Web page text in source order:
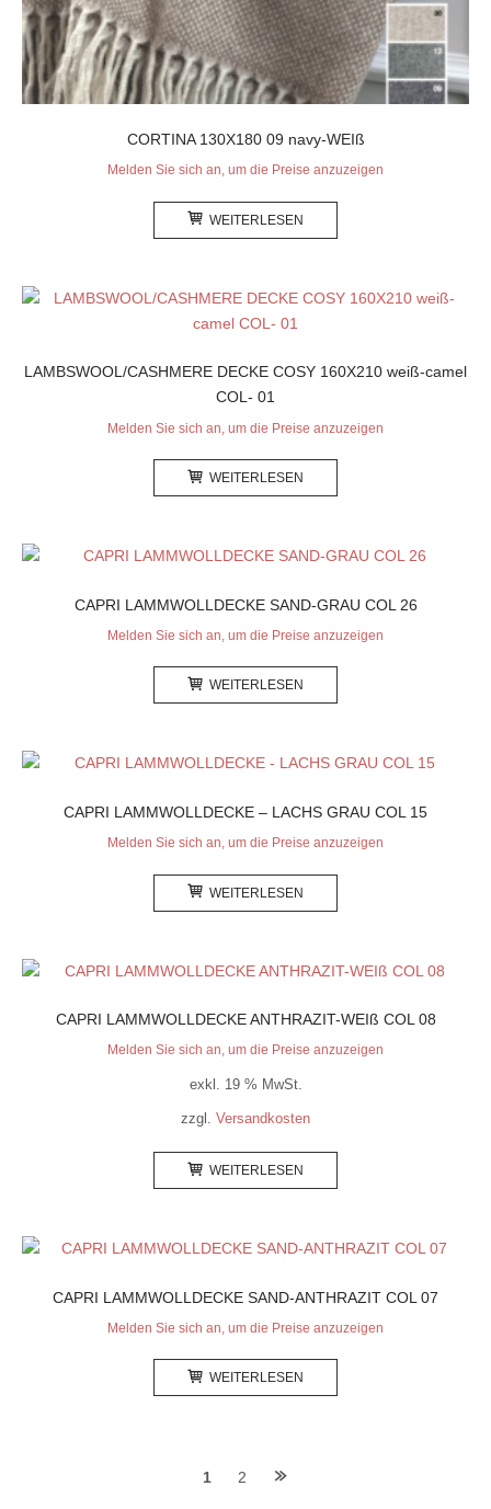
CORTINA 130X180 09 navy-WEIß
Melden Sie sich an, um die Preise anzuzeigen
WEITERLESEN
LAMBSWOOL/CASHMERE DECKE COSY 160X210 weiß-camel
COL- 01
Melden Sie sich an, um die Preise anzuzeigen
WEITERLESEN
CAPRI LAMMWOLLDECKE SAND-GRAU COL 26
Melden Sie sich an, um die Preise anzuzeigen
WEITERLESEN
CAPRI LAMMWOLLDECKE – LACHS GRAU COL 15
Melden Sie sich an, um die Preise anzuzeigen
WEITERLESEN
CAPRI LAMMWOLLDECKE ANTHRAZIT-WEIß COL 08
Melden Sie sich an, um die Preise anzuzeigen
exkl. 19 % MwSt.
zzgl. Versandkosten
WEITERLESEN
CAPRI LAMMWOLLDECKE SAND-ANTHRAZIT COL 07
Melden Sie sich an, um die Preise anzuzeigen
WEITERLESEN
1 2